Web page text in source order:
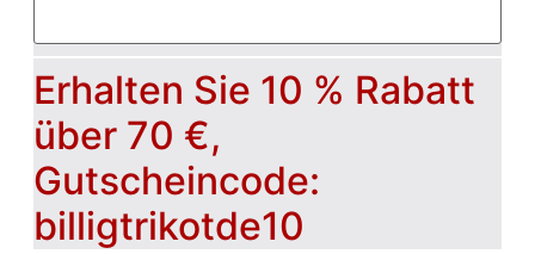
Erhalten Sie 10 % Rabatt
über 70 €,
Gutscheincode:
billigtrikotde10